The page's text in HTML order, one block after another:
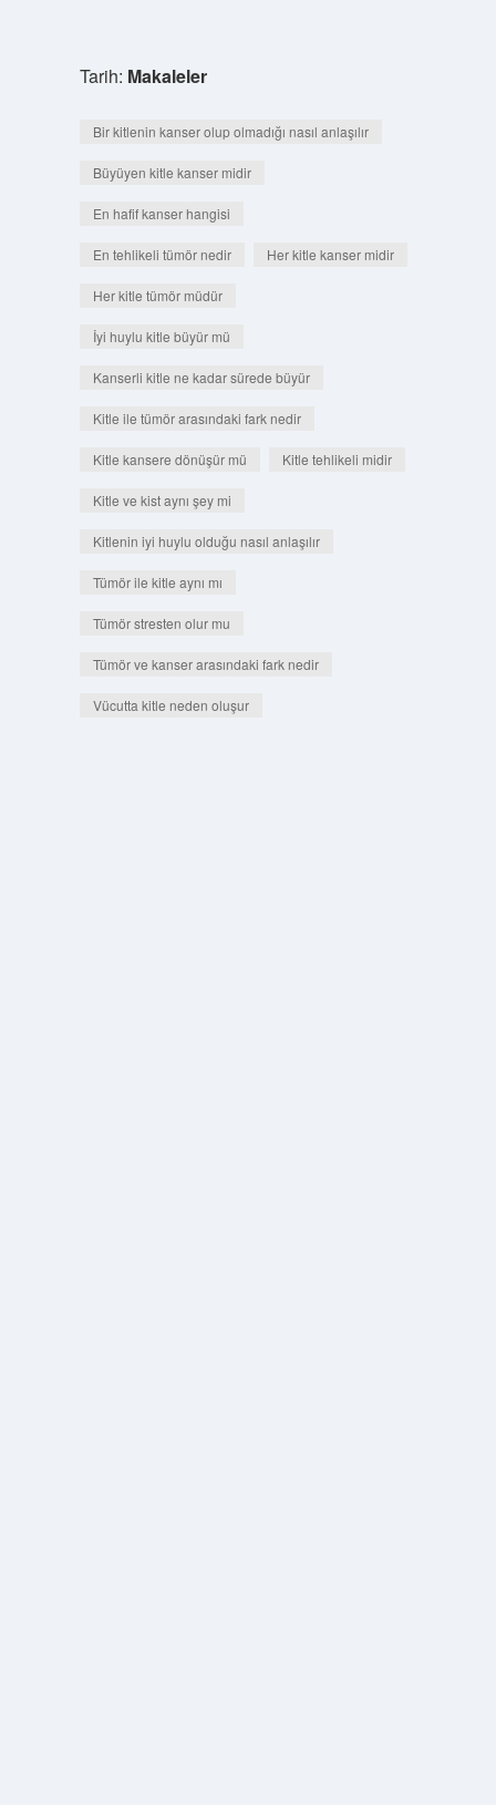
Tarih: Makaleler
Bir kitlenin kanser olup olmadığı nasıl anlaşılır
Büyüyen kitle kanser midir
En hafif kanser hangisi
En tehlikeli tümör nedir Her kitle kanser midir
Her kitle tümör müdür
İyi huylu kitle büyür mü
Kanserli kitle ne kadar sürede büyür
Kitle ile tümör arasındaki fark nedir
Kitle kansere dönüşür mü Kitle tehlikeli midir
Kitle ve kist aynı şey mi
Kitlenin iyi huylu olduğu nasıl anlaşılır
Tümör ile kitle aynı mı
Tümör stresten olur mu
Tümör ve kanser arasındaki fark nedir
Vücutta kitle neden oluşur